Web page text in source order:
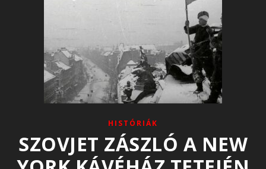
HISTÓRIÁK
SZOVJET ZÁSZLÓ A NEW